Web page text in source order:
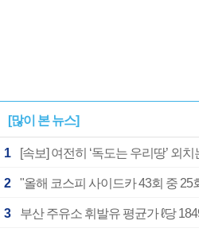
[많이 본 뉴스]
1
2 "올해 코스피 사이드카 43회 중 25
3 부산 주유소 휘발유 평균가 ℓ당